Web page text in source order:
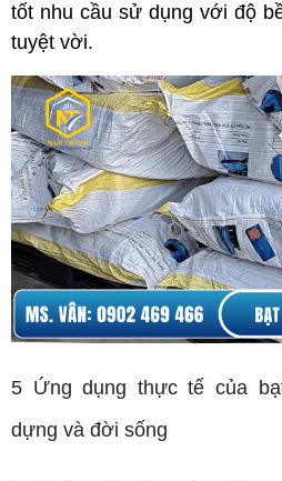
tốt nhu cầu sử dụng với độ
tuyệt vời.
5 Ứng dụng thực tế của
dựng và đời sống